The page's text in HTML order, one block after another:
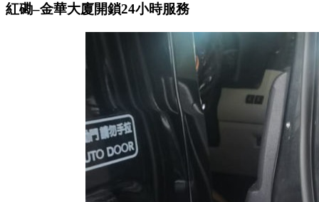
紅磡–金華大廈開鎖24小時服務